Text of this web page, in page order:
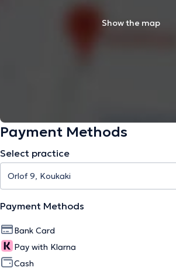
Show the map
Payment Methods
Select practice
Payment Methods
Bank Card
Pay with Klarna
Cash